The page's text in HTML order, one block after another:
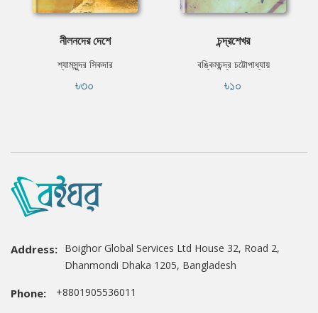
নীলনদের দেশে
শ্যামসুন্দর সিকদার
৳৩০
চন্দ্রশেখর
বঙ্কিমচন্দ্র চট্টোপাধ্যায়
৳১০
Address: Boighor Global Services Ltd House 32, Road 2,
Dhanmondi Dhaka 1205, Bangladesh
Phone: +8801905536011